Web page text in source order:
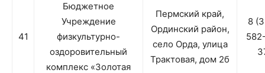
41
Бюджетное
Учреждение
физкультурно-
оздоровительный
комплекс «Золотая
Пермский край,
Ординский район,
село Орда, улица
Трактовая, дом 2б
8